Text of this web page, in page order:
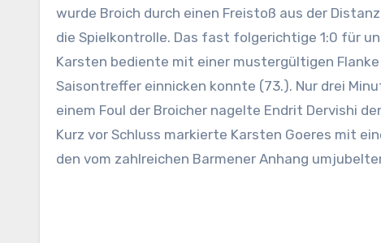
wurde Broich durch einen Freistoß aus der
die Spielkontrolle. Das fast folgerichtige 1:0 für
Karsten bediente mit einer mustergültigen
Saisontreffer einnicken konnte (73.). Nur drei
einem Foul der Broicher nagelte Endrit Dervishi
Kurz vor Schluss markierte Karsten Goeres mit
den vom zahlreichen Barmener Anhang